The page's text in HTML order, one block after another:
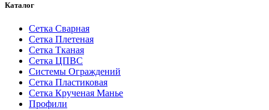
Каталог
Сетка Сварная
Сетка Плетеная
Сетка Тканая
Сетка ЦПВС
Системы Ограждений
Сетка Пластиковая
Сетка Крученая Манье
Профили